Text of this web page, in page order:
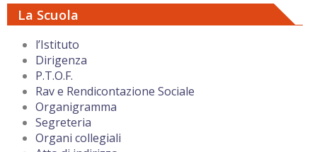
La Scuola
l’Istituto
Dirigenza
P.T.O.F.
Rav e Rendicontazione Sociale
Organigramma
Segreteria
Organi collegiali